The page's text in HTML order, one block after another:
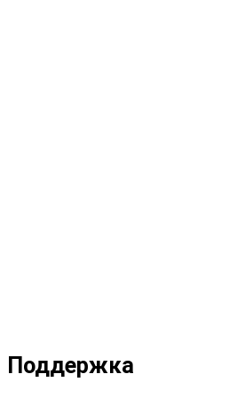
Поддержка